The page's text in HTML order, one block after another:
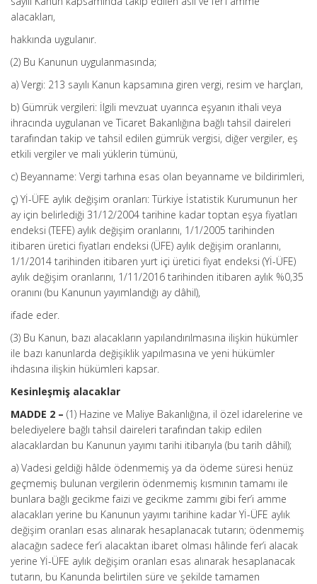
alacakları,
hakkında uygulanır.
(2) Bu Kanunun uygulanmasında;
a) Vergi: 213 sayılı Kanun kapsamına giren vergi, resim ve harçları,
b) Gümrük vergileri: İlgili mevzuat uyarınca eşyanın ithali veya
ihracında uygulanan ve Ticaret Bakanlığına bağlı tahsil daireleri
tarafından takip ve tahsil edilen gümrük vergisi, diğer vergiler, eş
etkili vergiler ve mali yüklerin tümünü,
c) Beyanname: Vergi tarhına esas olan beyanname ve bildirimleri,
ç) Yİ-ÜFE aylık değişim oranları: Türkiye İstatistik Kurumunun her
ay için belirlediği 31/12/2004 tarihine kadar toptan eşya fiyatları
endeksi (TEFE) aylık değişim oranlarını, 1/1/2005 tarihinden
itibaren üretici fiyatları endeksi (ÜFE) aylık değişim oranlarını,
1/1/2014 tarihinden itibaren yurt içi üretici fiyat endeksi (Yİ-ÜFE)
aylık değişim oranlarını, 1/11/2016 tarihinden itibaren aylık %0,35
oranını (bu Kanunun yayımlandığı ay dâhil),
ifade eder.
(3) Bu Kanun, bazı alacakların yapılandırılmasına ilişkin hükümler
ile bazı kanunlarda değişiklik yapılmasına ve yeni hükümler
ihdasına ilişkin hükümleri kapsar.
Kesinleşmiş alacaklar
MADDE 2 – (1) Hazine ve Maliye Bakanlığına, il özel idarelerine ve
belediyelere bağlı tahsil daireleri tarafından takip edilen
alacaklardan bu Kanunun yayımı tarihi itibarıyla (bu tarih dâhil);
a) Vadesi geldiği hâlde ödenmemiş ya da ödeme süresi henüz
geçmemiş bulunan vergilerin ödenmemiş kısmının tamamı ile
bunlara bağlı gecikme faizi ve gecikme zammı gibi fer’i amme
alacakları yerine bu Kanunun yayımı tarihine kadar Yİ-ÜFE aylık
değişim oranları esas alınarak hesaplanacak tutarın; ödenmemiş
alacağın sadece fer’i alacaktan ibaret olması hâlinde fer’i alacak
yerine Yİ-ÜFE aylık değişim oranları esas alınarak hesaplanacak
tutarın, bu Kanunda belirtilen süre ve şekilde tamamen